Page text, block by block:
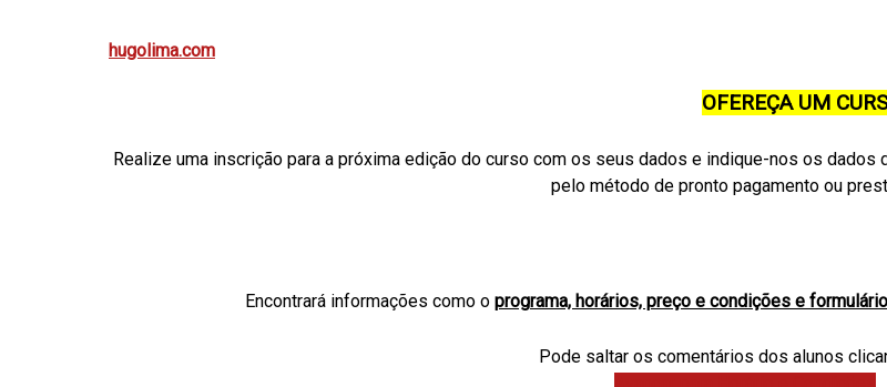
hugolima.com
OFEREÇA UM
Realize uma inscrição para a próxima edição do curso com os seus dados e indique-nos os
pelo método de pronto pagamento ou
Encontrará informações como o programa, horários, preço e condições e
Pode saltar os comentários dos alunos